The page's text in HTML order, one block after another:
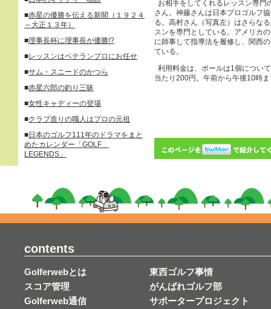
■赤星の優勝を伝える新聞（１９２４
～大正１３年）
■理事長杯に理事長が優勝!?
■レッスンはベテランプロにお任せ
■サム・スニードのかつら
■赤星六郎の釣り三昧
■女性キャディーの登場
■クラブ造りの職人はプロの元祖
■日本のゴルフ111年のドラマをまと
めたカレンダー「GOLF
LEGENDS」
お相手をしてくれるレッスン専門
さん。神藤さんは日本プロゴルフ
る。高村さん（写真左）はさらな
スンを専門としている。アメリカ
に師事して指導法を履修し、関西
ている。
利用料金は、ボールは1個につい
当たり200円。午前から午後10時
contents
Golferwebとは
スコア管理
Golferweb通信
東西ゴルフ事情
がんばれゴルフ部
サポータープロジェクト